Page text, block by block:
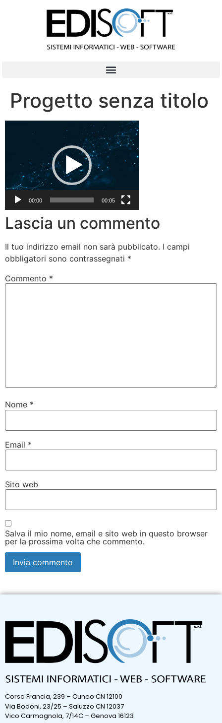
Progetto senza titolo
00:00 00:05
Lascia un commento
Il tuo indirizzo email non sarà pubblicato. I campi
obbligatori sono contrassegnati *
Commento *
Nome *
Email *
Sito web
Salva il mio nome, email e sito web in questo browser
per la prossima volta che commento.
Corso Francia, 239 – Cuneo CN 12100
Via Bodoni, 23/25 – Saluzzo CN 12037
Vico Carmagnola, 7/14C – Genova 16123